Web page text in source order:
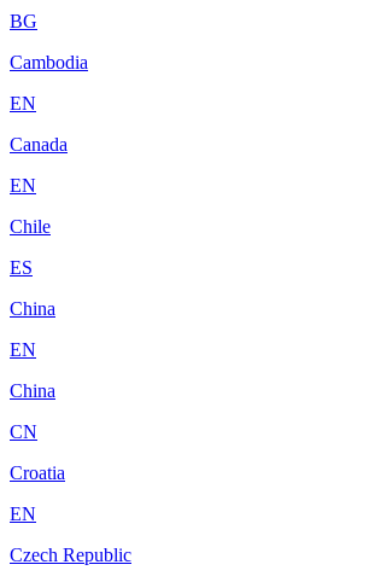
BG
Cambodia
EN
Canada
EN
Chile
ES
China
EN
China
CN
Croatia
EN
Czech Republic